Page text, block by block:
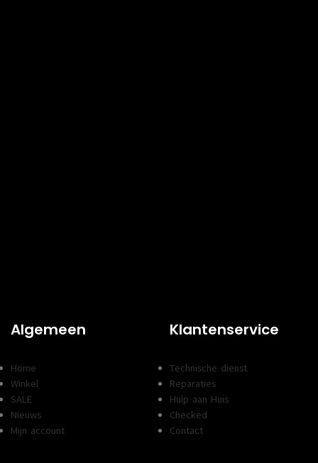
Algemeen
Home
Winkel
SALE
Nieuws
Mijn account
Klantenservice
Technische dienst
Reparaties
Hulp aan Huis
Checked
Contact